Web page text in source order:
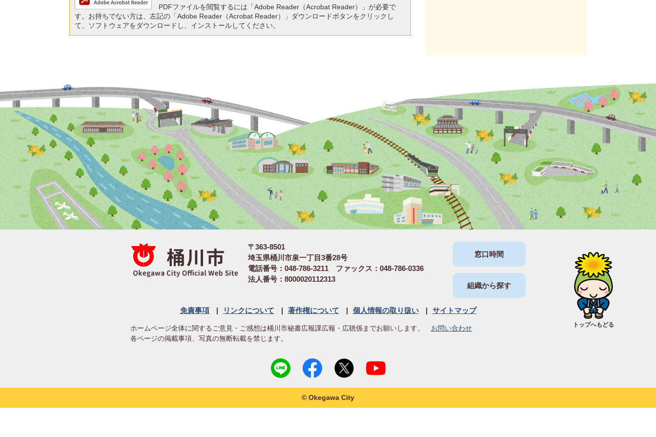
PDFファイルを閲覧するには「Adobe Reader（Acrobat Reader）」が必要で
す。お持ちでない方は、左記の「Adobe Reader（Acrobat Reader）」ダウンロードボタンをクリックし
て、ソフトウェアをダウンロードし、インストールしてください。
トップへもどる
〒363-8501
埼玉県桶川市泉一丁目3番28号
電話番号：048-786-3211 ファックス：048-786-0336
法人番号：8000020112313
窓口時間
組織から探す
免責事項 リンクについて 著作権について 個人情報の取り扱い サイトマップ
ホームページ全体に関するご意見・ご感想は桶川市秘書広報課広報・広聴係までお願いします。 お問い合わせ
各ページの掲載事項、写真の無断転載を禁じます。
© Okegawa City